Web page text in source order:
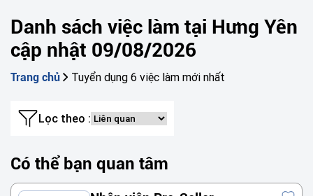
Danh sách việc làm tại Hưng Yên
cập nhật 09/08/2026
Trang chủ Tuyển dụng 6 việc làm mới nhất
Lọc theo :
Có thể bạn quan tâm